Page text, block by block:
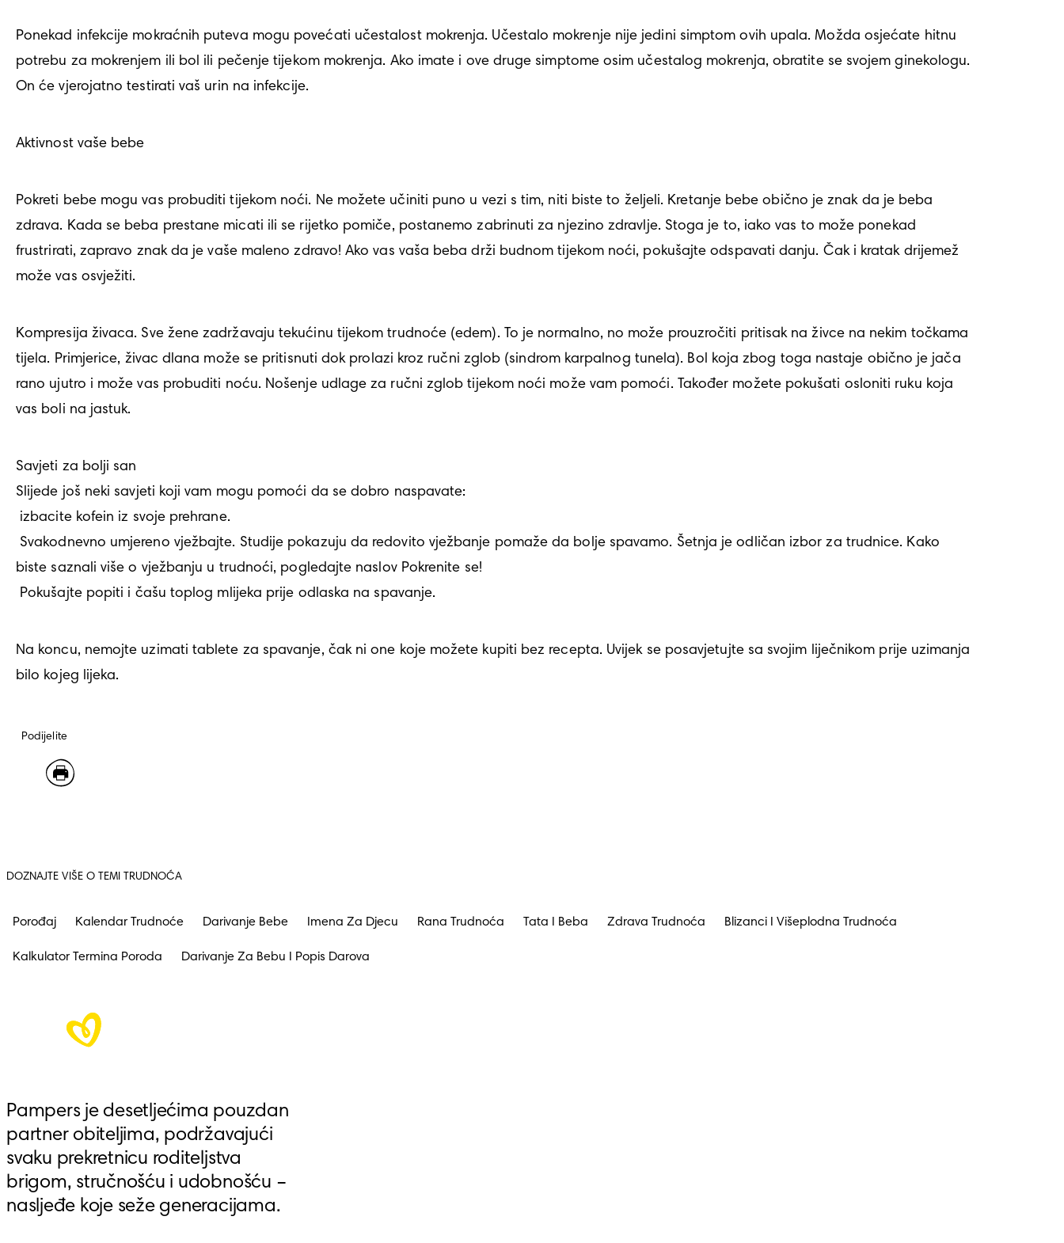
Ponekad infekcije mokraćnih puteva mogu povećati učestalost mokrenja. Učestalo mokrenje nije jedini simptom ovih upala. Možda osjećate hitnu
potrebu za mokrenjem ili bol ili pečenje tijekom mokrenja. Ako imate i ove druge simptome osim učestalog mokrenja, obratite se svojem ginekologu.
On će vjerojatno testirati vaš urin na infekcije.
Aktivnost vaše bebe
Pokreti bebe mogu vas probuditi tijekom noći. Ne možete učiniti puno u vezi s tim, niti biste to željeli. Kretanje bebe obično je znak da je beba
zdrava. Kada se beba prestane micati ili se rijetko pomiče, postanemo zabrinuti za njezino zdravlje. Stoga je to, iako vas to može ponekad
frustrirati, zapravo znak da je vaše maleno zdravo! Ako vas vaša beba drži budnom tijekom noći, pokušajte odspavati danju. Čak i kratak drijemež
može vas osvježiti.
Kompresija živaca. Sve žene zadržavaju tekućinu tijekom trudnoće (edem). To je normalno, no može prouzročiti pritisak na živce na nekim točkama
tijela. Primjerice, živac dlana može se pritisnuti dok prolazi kroz ručni zglob (sindrom karpalnog tunela). Bol koja zbog toga nastaje obično je jača
rano ujutro i može vas probuditi noću. Nošenje udlage za ručni zglob tijekom noći može vam pomoći. Također možete pokušati osloniti ruku koja
vas boli na jastuk.
Savjeti za bolji san
Slijede još neki savjeti koji vam mogu pomoći da se dobro naspavate:
biste saznali više o vježbanju u trudnoći, pogledajte naslov Pokrenite se!
Pokušajte popiti i čašu toplog mlijeka prije odlaska na spavanje.
Na koncu, nemojte uzimati tablete za spavanje, čak ni one koje možete kupiti bez recepta. Uvijek se posavjetujte sa svojim liječnikom prije uzimanja
bilo kojeg lijeka.
Podijelite
DOZNAJTE VIŠE O TEMI TRUDNOĆA
Porođaj Kalendar Trudnoće Darivanje Bebe Imena Za Djecu Rana Trudnoća Tata I Beba Zdrava Trudnoća Blizanci I Višeplodna Trudnoća
Kalkulator Termina Poroda Darivanje Za Bebu I Popis Darova
Pampers je desetljećima pouzdan
partner obiteljima, podržavajući
svaku prekretnicu roditeljstva
brigom, stručnošću i udobnošću –
nasljeđe koje seže generacijama.